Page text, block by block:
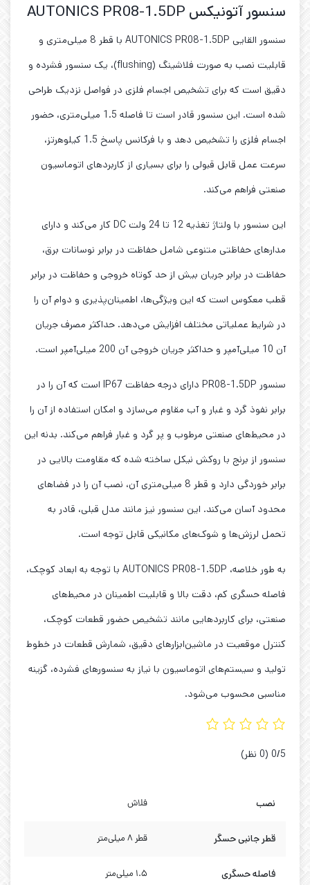
سنسور آتونیکس AUTONICS PR08-1.5DP
سنسور القایی AUTONICS PR08-1.5DP با قطر 8 میلی‌متری و
قابلیت نصب به صورت فلاشینگ (flushing)، یک سنسور فشرده و
دقیق است که برای تشخیص اجسام فلزی در فواصل نزدیک طراحی
شده است. این سنسور قادر است تا فاصله 1.5 میلی‌متری، حضور
اجسام فلزی را تشخیص دهد و با فرکانس پاسخ 1.5 کیلوهرتز،
سرعت عمل قابل قبولی را برای بسیاری از کاربردهای اتوماسیون
صنعتی فراهم می‌کند.
این سنسور با ولتاژ تغذیه 12 تا 24 ولت DC کار می‌کند و دارای
مدارهای حفاظتی متنوعی شامل حفاظت در برابر نوسانات برق،
حفاظت در برابر جریان بیش از حد کوتاه خروجی و حفاظت در برابر
قطب معکوس است که این ویژگی‌ها، اطمینان‌پذیری و دوام آن را
در شرایط عملیاتی مختلف افزایش می‌دهد. حداکثر مصرف جریان
آن 10 میلی‌آمپر و حداکثر جریان خروجی آن 200 میلی‌آمپر است.
سنسور PR08-1.5DP دارای درجه حفاظت IP67 است که آن را در
برابر نفوذ گرد و غبار و آب مقاوم می‌سازد و امکان استفاده از آن را
در محیط‌های صنعتی مرطوب و پر گرد و غبار فراهم می‌کند. بدنه این
سنسور از برنج با روکش نیکل ساخته شده که مقاومت بالایی در
برابر خوردگی دارد و قطر 8 میلی‌متری آن، نصب آن را در فضاهای
محدود آسان می‌کند. این سنسور نیز مانند مدل قبلی، قادر به
تحمل لرزش‌ها و شوک‌های مکانیکی قابل توجه است.
به طور خلاصه، AUTONICS PR08-1.5DP با توجه به ابعاد کوچک،
فاصله حسگری کم، دقت بالا و قابلیت اطمینان در محیط‌های
صنعتی، برای کاربردهایی مانند تشخیص حضور قطعات کوچک،
کنترل موقعیت در ماشین‌ابزارهای دقیق، شمارش قطعات در خطوط
تولید و سیستم‌های اتوماسیون با نیاز به سنسورهای فشرده، گزینه
مناسبی محسوب می‌شود.
‫0/5 ‫(0 نظر)
نصب فلاش
قطر جانبی حسگر قطر ۸ میلی‌متر
فاصله حسگری ۱.۵ میلی‌متر